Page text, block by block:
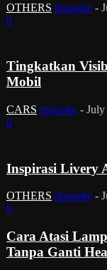
OTHERS tinusoke -
0
Tingkatkan
Mobil
CARS tinusoke - July
0
Inspirasi Livery
OTHERS tinusoke -
0
Cara Atasi
Tanpa Ganti